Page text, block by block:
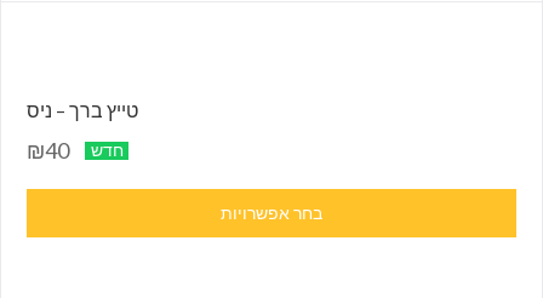
טייץ ברך – ניס
₪40 חדש
בחר אפשרויות